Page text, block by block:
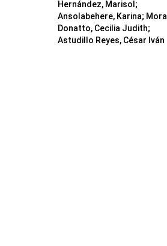
Hernández, Marisol ;
Ansolabehere, Karina; Mora
Donatto, Cecilia Judith;
Astudillo Reyes, César Iván